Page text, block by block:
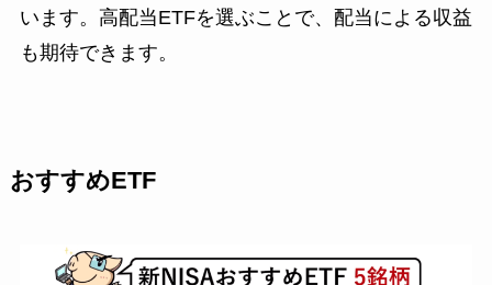
います。高配当ETFを選ぶことで、配当による収益
も期待できます。
おすすめETF